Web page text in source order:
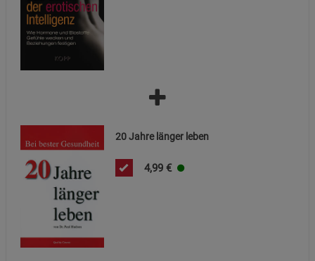
20 Jahre länger leben
4,99 €